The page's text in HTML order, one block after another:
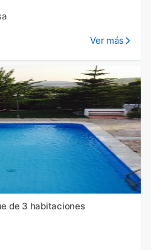
Ver más
de 3 habitaciones